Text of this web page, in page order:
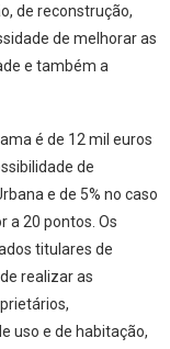
de reconstrução,
de melhorar as
e também a
é de 12 mil euros
de
e de 5% no caso
a 20 pontos. Os
titulares de
realizar as
uso e de habitação,